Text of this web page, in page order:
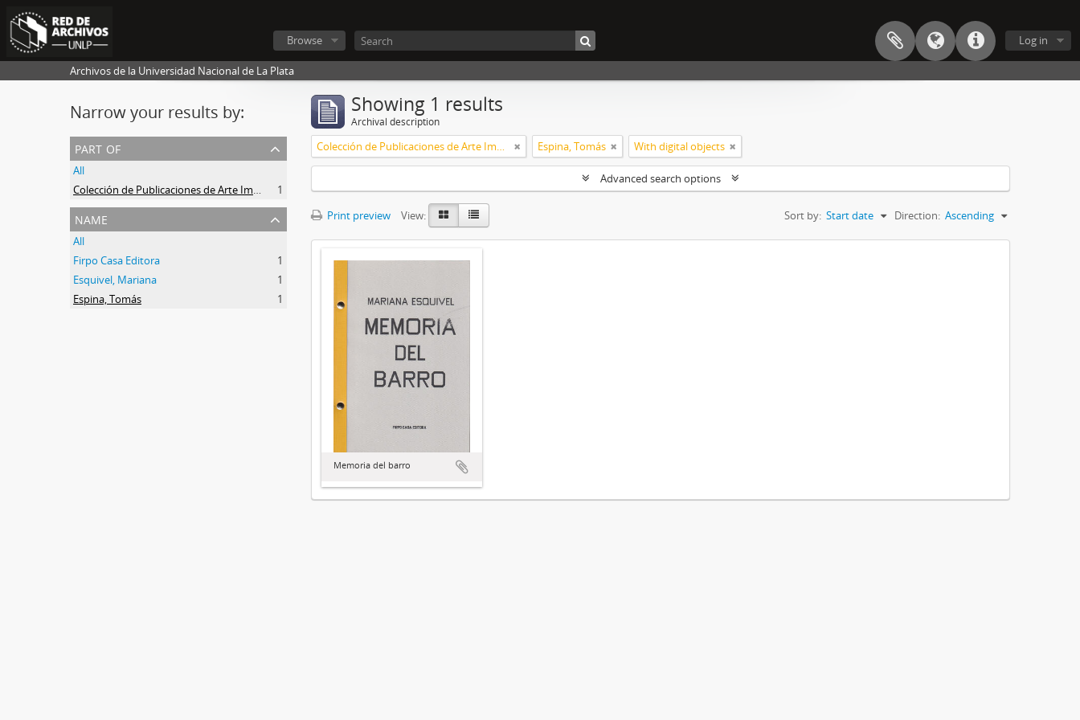
Log in
Browse
Archivos de la Universidad Nacional de La Plata
Narrow your results by:
part of
All
Colección de Publicaciones de Arte Impreso
1
name
All
Firpo Casa Editora
1
Esquivel, Mariana
1
Espina, Tomás
1
Showing 1 results
Archival description
Colección de Publicaciones de Arte Impreso Espina, Tomás With digital objects
Advanced search options
Print preview View: Sort by: Start date Direction: Ascending
Memoria del barro